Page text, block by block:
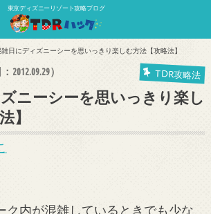
東京ディズニーリゾート攻略ブログ
雑日にディズニーシーを思いっきり楽しむ方法【攻略法】
2012.09.29） TDR攻略法
ニーシーを思いっきり楽し
】
ク内が混雑しているときでも少な